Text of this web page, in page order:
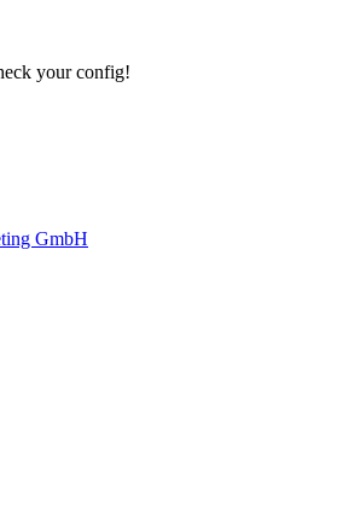
your config!
GmbH